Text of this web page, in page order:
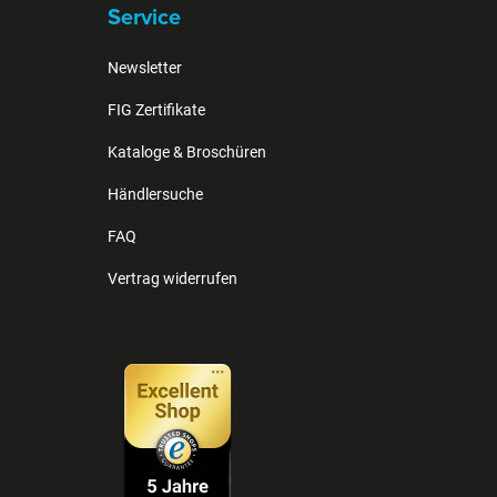
Service
Newsletter
FIG Zertifikate
Kataloge & Broschüren
Händlersuche
FAQ
Vertrag widerrufen